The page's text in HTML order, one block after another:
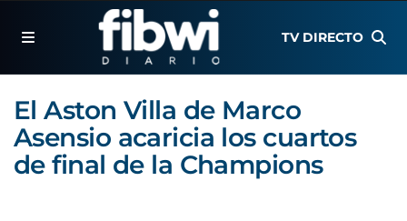
TV DIRECTO
El Aston Villa de Marco
Asensio acaricia los cuartos
de final de la Champions